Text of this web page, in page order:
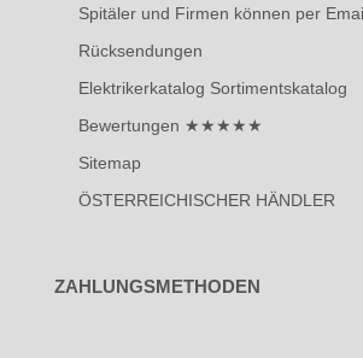
Spitäler und Firmen können per
Rücksendungen
Elektrikerkatalog Sortimentskatalog
Bewertungen ★★★★★
Sitemap
ÖSTERREICHISCHER HÄNDLER
ZAHLUNGSMETHODEN